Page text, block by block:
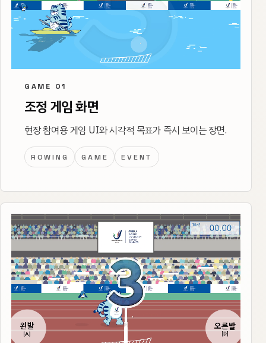
GAME 01
조정 게임 화면
현장 참여용 게임 UI와 시각적 목표가 즉시 보이는 장면.
ROWING GAME EVENT